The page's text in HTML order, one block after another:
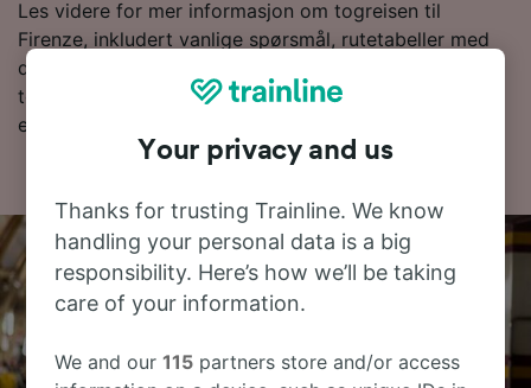
Les videre for mer informasjon om togreisen til
Firenze, inkludert vanlige spørsmål, rutetabeller med
de første og siste togene og tips om å bestille
togbilletter til en lav pris. Hvis du er klar til å bestille,
er det bare å starte billettsøket ditt hos oss.
Your privacy and us
Thanks for trusting Trainline. We know
handling your personal data is a big
responsibility. Here’s how we’ll be taking
care of your information.
We and our115 partners store and/or access